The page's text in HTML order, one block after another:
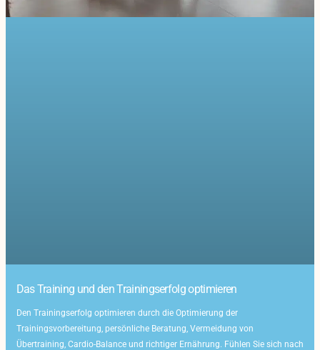
Das Training und den Trainingserfolg optimieren
Den Trainingserfolg optimieren durch die Optimierung der
Trainingsvorbereitung, persönliche Beratung, Vermeidung von
Übertraining, Cardio-Balance und richtiger Ernährung. Fühlen Sie sich nach